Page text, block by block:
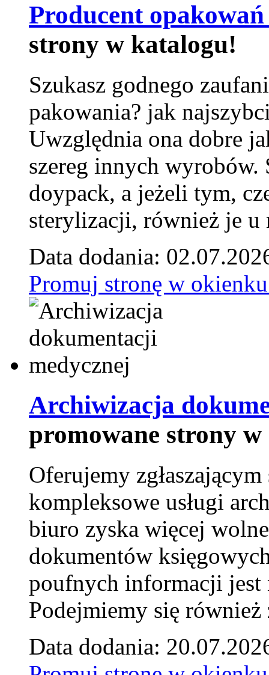
Producent
strony w katalogu!
Szukasz godnego
pakowania? jak
Uwzględnia ona dobre
szereg innych
doypack, a jeżeli tym,
sterylizacji, również je u
Data dodania:
Promuj stronę w
Archiwizacja
promowane strony
Oferujemy
kompleksowe usługi
biuro zyska więcej
dokumentów
poufnych informacji jest
Podejmiemy się
Data dodania: